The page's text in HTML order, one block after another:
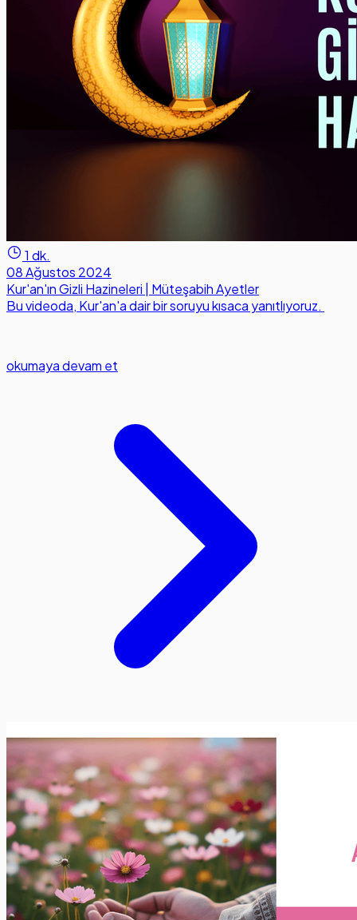
1 dk.
08 Ağustos 2024
Kur'an'ın Gizli Hazineleri | Müteşabih Ayetler
Bu videoda, Kur'an'a dair bir soruyu kısaca yanıtlıyoruz.
okumaya devam et